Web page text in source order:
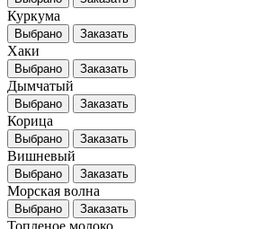
Куркума
Выбрано Заказать
Хаки
Выбрано Заказать
Дымчатый
Выбрано Заказать
Корица
Выбрано Заказать
Вишневый
Выбрано Заказать
Морская волна
Выбрано Заказать
Топленое молоко